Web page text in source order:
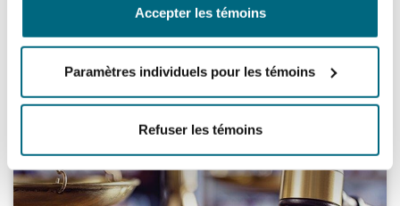
Accepter les témoins
Paramètres individuels pour les témoins
Refuser les témoins
Satellites et espace
Responsabilité du fabricant
Assurance biens
Bator
York
County
The St Botolph Building
Lowick Rose v Swynson – A wrong righted?